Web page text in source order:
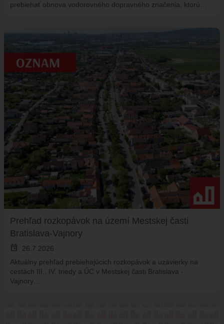
prebiehať obnova vodorovného dopravného značenia, ktorú…
Prehľad rozkopávok na území Mestskej časti
Bratislava-Vajnory
event
26.7.2026
Aktuálny prehľad prebiehajúcich rozkopávok a uzávierky na
cestách III., IV. triedy a ÚC v Mestskej časti Bratislava -
Vajnory…